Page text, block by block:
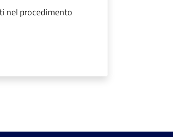
nel procedimento